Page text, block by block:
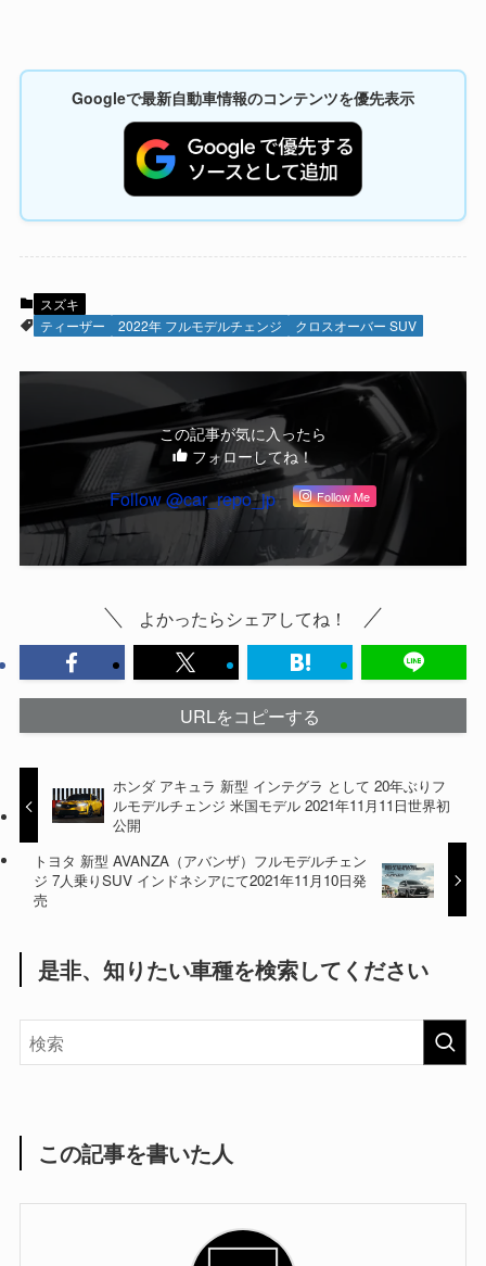
Googleで最新自動車情報のコンテンツを優先表示
スズキ
ティーザー
2022年 フルモデルチェンジ クロスオーバー SUV
この記事が気に入ったら
フォローしてね！
Follow @car_repo_jp Follow Me
よかったらシェアしてね！
URLをコピーする
ホンダ アキュラ 新型 インテグラ として 20年ぶりフ
ルモデルチェンジ 米国モデル 2021年11月11日世界初
公開
トヨタ 新型 AVANZA（アバンザ）フルモデルチェン
ジ 7人乗りSUV インドネシアにて2021年11月10日発
売
是非、知りたい車種を検索してください
この記事を書いた人